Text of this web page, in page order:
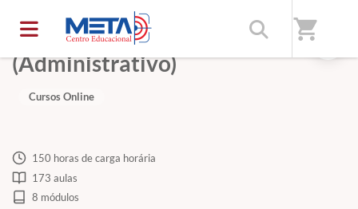
shopping_cart
Alego - Analista Legislativo
(Administrativo)
Cursos Online
150 horas de carga horária
173 aulas
8 módulos